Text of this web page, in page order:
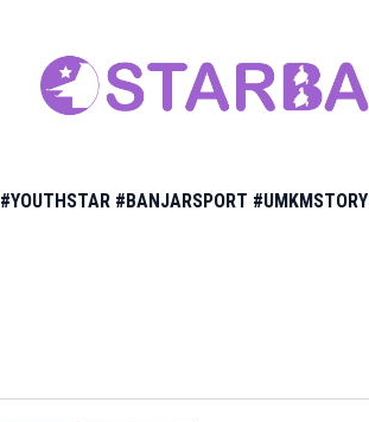
#YOUTHSTAR #BANJARSPORT #UMKMSTORY